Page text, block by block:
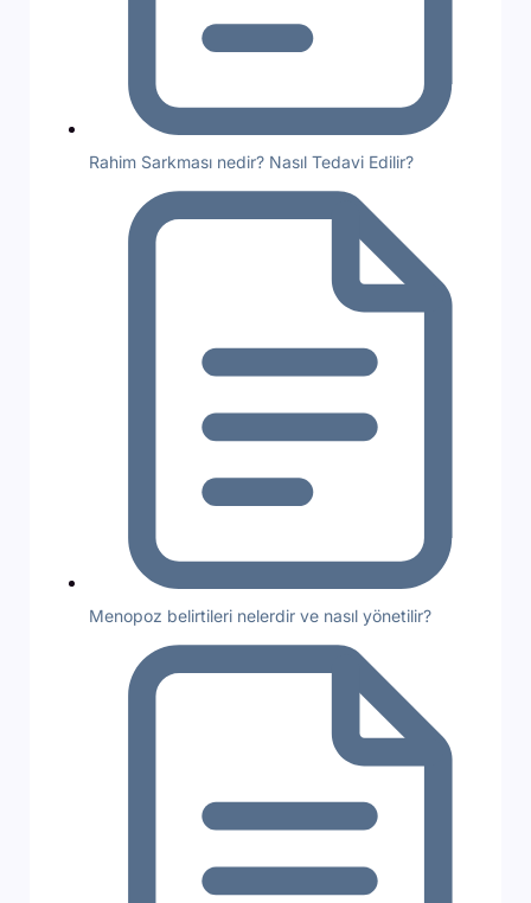
Rahim Sarkması nedir? Nasıl Tedavi Edilir?
Menopoz belirtileri nelerdir ve nasıl yönetilir?